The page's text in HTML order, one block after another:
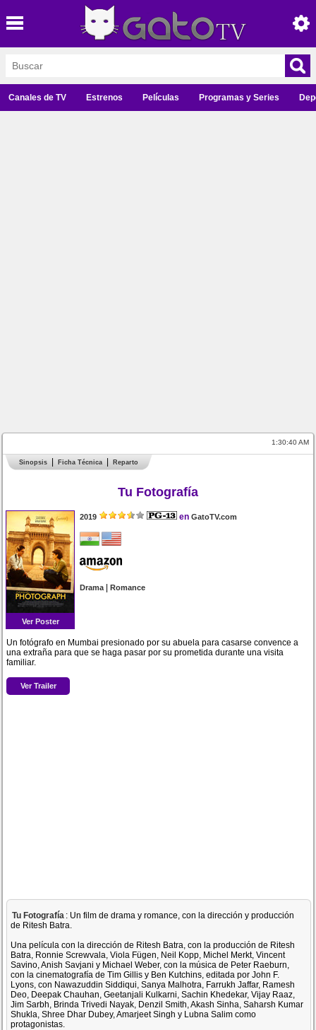
Canales de TV Estrenos Películas Programas y Series
1:30:40 AM
Sinopsis Ficha Técnica Reparto
Tu Fotografía
Ver Poster
2019 en GatoTV.com
Drama|Romance
Un fotógrafo en Mumbai presionado por su abuela para casarse convence a
una extraña para que se haga pasar por su prometida durante una visita
familiar.
Ver Trailer
Tu Fotografía : Un film de drama y romance, con la dirección y producción
de Ritesh Batra.
Una película con la dirección de Ritesh Batra, con la producción de Ritesh
Batra, Ronnie Screwvala, Viola Fügen, Neil Kopp, Michel Merkt, Vincent
Savino, Anish Savjani y Michael Weber, con la música de Peter Raeburn,
con la cinematografía de Tim Gillis y Ben Kutchins, editada por John F.
Lyons, con Nawazuddin Siddiqui, Sanya Malhotra, Farrukh Jaffar, Ramesh
Deo, Deepak Chauhan, Geetanjali Kulkarni, Sachin Khedekar, Vijay Raaz,
Jim Sarbh, Brinda Trivedi Nayak, Denzil Smith, Akash Sinha, Saharsh Kumar
Shukla, Shree Dhar Dubey, Amarjeet Singh y Lubna Salim como
protagonistas.